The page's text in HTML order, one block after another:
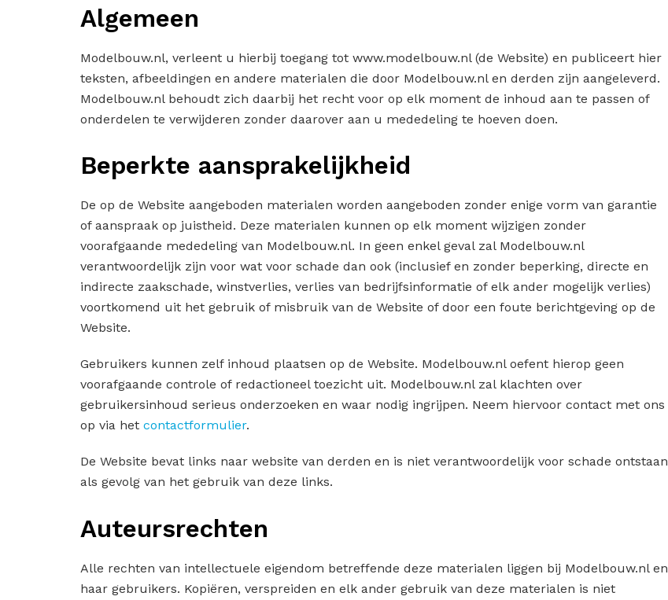
Algemeen
Modelbouw.nl, verleent u hierbij toegang tot www.modelbouw.nl (de Website) en publiceert hier
teksten, afbeeldingen en andere materialen die door Modelbouw.nl en derden zijn aangeleverd.
Modelbouw.nl behoudt zich daarbij het recht voor op elk moment de inhoud aan te passen of
onderdelen te verwijderen zonder daarover aan u mededeling te hoeven doen.
Beperkte aansprakelijkheid
De op de Website aangeboden materialen worden aangeboden zonder enige vorm van garantie
of aanspraak op juistheid. Deze materialen kunnen op elk moment wijzigen zonder
voorafgaande mededeling van Modelbouw.nl. In geen enkel geval zal Modelbouw.nl
verantwoordelijk zijn voor wat voor schade dan ook (inclusief en zonder beperking, directe en
indirecte zaakschade, winstverlies, verlies van bedrijfsinformatie of elk ander mogelijk verlies)
voortkomend uit het gebruik of misbruik van de Website of door een foute berichtgeving op de
Website.
Gebruikers kunnen zelf inhoud plaatsen op de Website. Modelbouw.nl oefent hierop geen
voorafgaande controle of redactioneel toezicht uit. Modelbouw.nl zal klachten over
gebruikersinhoud serieus onderzoeken en waar nodig ingrijpen. Neem hiervoor contact met ons
op via het contactformulier.
De Website bevat links naar website van derden en is niet verantwoordelijk voor schade ontstaan
als gevolg van het gebruik van deze links.
Auteursrechten
Alle rechten van intellectuele eigendom betreffende deze materialen liggen bij Modelbouw.nl en
haar gebruikers. Kopiëren, verspreiden en elk ander gebruik van deze materialen is niet